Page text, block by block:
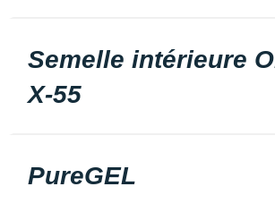
Semelle intérieure
X-55
PureGEL